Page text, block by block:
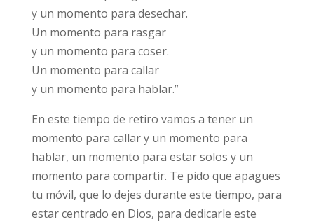
y un momento para desechar.
Un momento para rasgar
y un momento para coser.
Un momento para callar
y un momento para hablar.”
En este tiempo de retiro vamos a tener un
momento para callar y un momento para
hablar, un momento para estar solos y un
momento para compartir. Te pido que apagues
tu móvil, que lo dejes durante este tiempo, para
estar centrado en Dios, para dedicarle este